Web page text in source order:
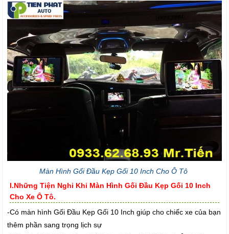
Màn Hình Gối Đầu Kẹp Gối 10 Inch Cho Ô Tô
I.Những Tiện Nghi Khi Màn Hình Gối Đầu Kẹp Gối 10 Inch
Cho Xe Ô Tô.
-Có màn hình Gối Đầu Kẹp Gối 10 Inch giúp cho chiếc xe của bạn
thêm phần sang trọng lịch sự